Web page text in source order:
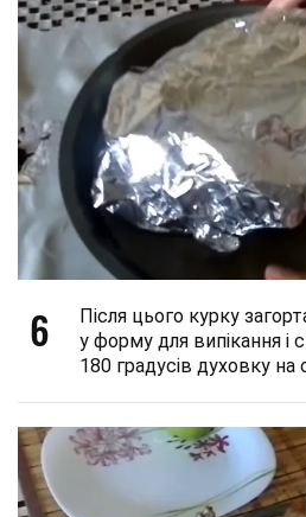
6
Після цього курку
у форму для випікання і
180 градусів духовку на